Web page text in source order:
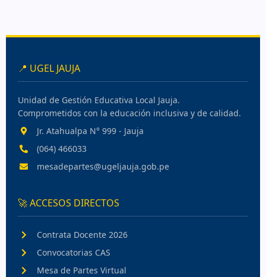
📍 UGEL JAUJA
Unidad de Gestión Educativa Local Jauja.
Comprometidos con la educación inclusiva y de calidad.
Jr. Atahualpa N° 999 - Jauja
(064) 466033
mesadepartes@ugeljauja.gob.pe
🚀 ACCESOS DIRECTOS
Contrata Docente 2026
Convocatorias CAS
Mesa de Partes Virtual